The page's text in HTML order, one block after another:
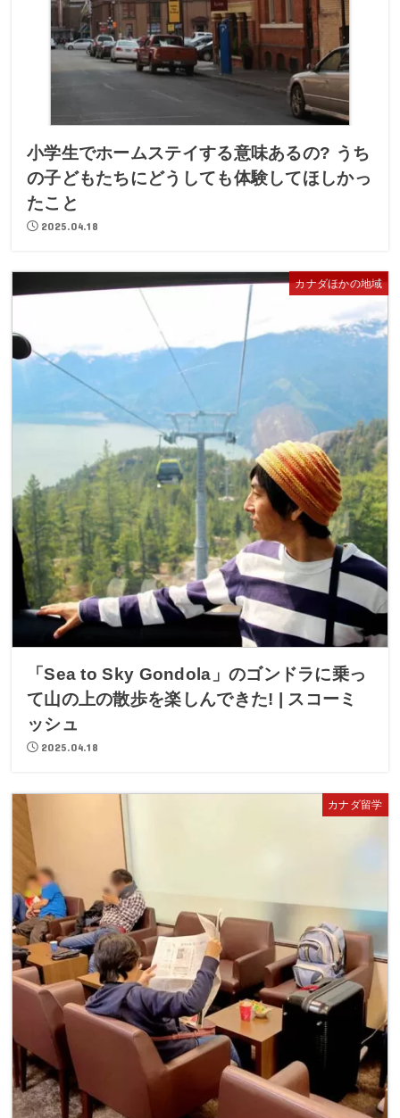
小学生でホームステイする意味あるの? うち
の子どもたちにどうしても体験してほしかっ
たこと
2025.04.18
カナダほかの地域
「Sea to Sky Gondola」のゴンドラに乗っ
て山の上の散歩を楽しんできた! | スコーミ
ッシュ
2025.04.18
カナダ留学